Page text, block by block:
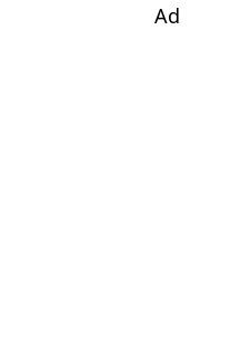
Ad